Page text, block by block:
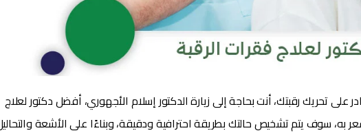
تحريك رقبتك، أنت بحاجة إلى زيارة الدكتور إسلام الأجهوري، أفضل دكتور لعلاج
به، سوف يتم تشخيص حالتك بطريقة احترافية ودقيقة، وبناءًا على الأشعة